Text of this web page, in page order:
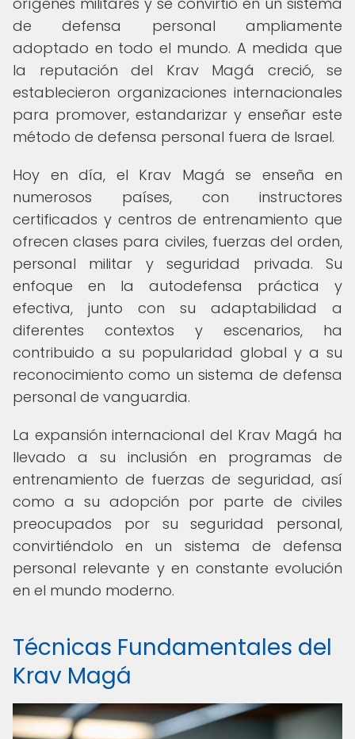
de defensa personal ampliamente
adoptado en todo el mundo. A medida que
la reputación del Krav Magá creció, se
establecieron organizaciones internacionales
para promover, estandarizar y enseñar este
método de defensa personal fuera de Israel.
Hoy en día, el Krav Magá se enseña en
numerosos países, con instructores
certificados y centros de entrenamiento que
ofrecen clases para civiles, fuerzas del orden,
personal militar y seguridad privada. Su
enfoque en la autodefensa práctica y
efectiva, junto con su adaptabilidad a
diferentes contextos y escenarios, ha
contribuido a su popularidad global y a su
reconocimiento como un sistema de defensa
personal de vanguardia.
La expansión internacional del Krav Magá ha
llevado a su inclusión en programas de
entrenamiento de fuerzas de seguridad, así
como a su adopción por parte de civiles
preocupados por su seguridad personal,
convirtiéndolo en un sistema de defensa
personal relevante y en constante evolución
en el mundo moderno.
Técnicas Fundamentales del
Krav Magá